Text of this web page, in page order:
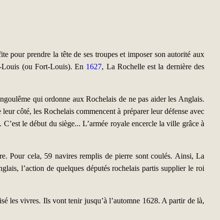
pour prendre la tête de ses troupes et imposer son autorité aux
Louis (ou Fort-Louis). En 1627, La Rochelle est la dernière des
qui ordonne aux Rochelais de ne pas aider les Anglais.
côté, les Rochelais commencent à préparer leur défense avec
le début du siège... L’armée royale encercle la ville grâce à
Pour cela, 59 navires remplis de pierre sont coulés. Ainsi, La
l’action de quelques députés rochelais partis supplier le roi
les vivres. Ils vont tenir jusqu’à l’automne 1628. A partir de là,